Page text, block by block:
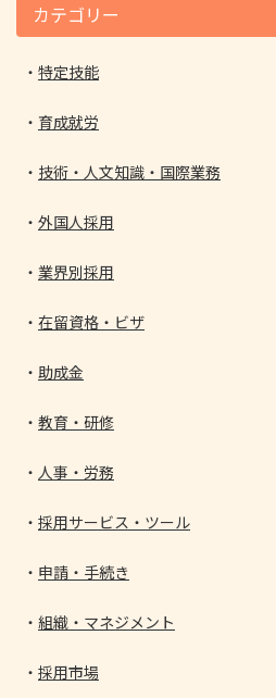
カテゴリー
特定技能
育成就労
技術・人文知識・国際業務
外国人採用
業界別採用
在留資格・ビザ
助成金
教育・研修
人事・労務
採用サービス・ツール
申請・手続き
組織・マネジメント
採用市場